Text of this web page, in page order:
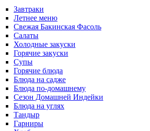
Завтраки
Летнее меню
Свежая Бакинская Фасоль
Салаты
Холодные закуски
Горячие закуски
Супы
Горячие блюда
Блюда на садже
Блюда по-домашнему
Сезон Домашней Индейки
Блюда на углях
Тандыр
Гарниры